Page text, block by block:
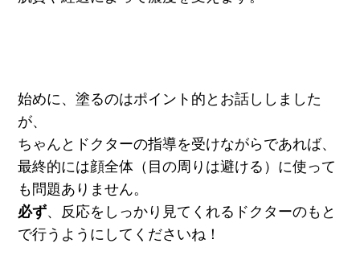
始めに、塗るのはポイント的とお話ししました
が、
ちゃんとドクターの指導を受けながらであれば、
最終的には顔全体（目の周りは避ける）に使って
も問題ありません。
必ず、反応をしっかり見てくれるドクターのもと
で行うようにしてくださいね！